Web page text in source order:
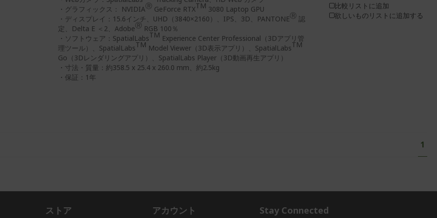
・グラフィックス： NVIDIAⓇ GeForce RTXTM 3080 Laptop GPU
・ディスプレイ：15.6インチ、UHD（3840×2160）、IPS、3D、PANTONEⓇ 認
定、Delta E ＜2、AdobeⓇ RGB 100％
・ソフトウェア：SpatialLabsTM Experience Center Professional（3Dアプリ管
理ツール）、SpatialLabsTM Model Viewer（3D表示アプリ）、SpatialLabsTM
Go（3Dレンダリングアプリ）、SpatialLabs Player（3D動画再生アプリ）
・寸法・質量：約358.5 x 25.4 x 260.0 mm、約2.5kg
・保証：1年
比較リストに追加
欲しいものリストに追加する
ー
ジ
あ
1
ストア アカウント Stay Connected